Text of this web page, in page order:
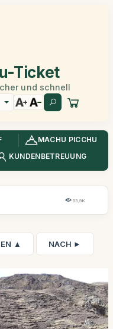
Ticket
und schnell
MACHU PICCHU
KUNDENBETREUUNG
53,9K
▲ NACH ►